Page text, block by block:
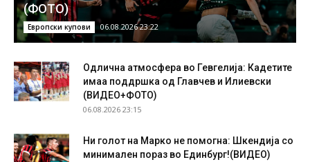
(ФОТО)
Европски купови 06.08.2026 23:22
Одлична атмосфера во Гевгелија: Кадетите
имаа поддршка од Главчев и Илиевски
(ВИДЕО+ФОТО)
06.08.2026 23:15
Ни голот на Марко не помогна: Шкендија со
минимален пораз во Единбург!(ВИДЕО)